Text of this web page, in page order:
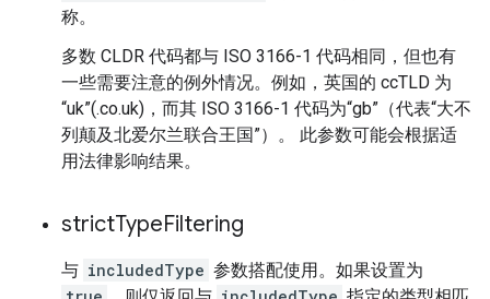
称。
多数 CLDR 代码都与 ISO 3166-1 代码相同，但也有
一些需要注意的例外情况。例如，英国的 ccTLD 为
“uk”(.co.uk)，而其 ISO 3166-1 代码为“gb”（代表“大不
列颠及北爱尔兰联合王国”）。 此参数可能会根据适
用法律影响结果。
strictTypeFiltering
与 includedType 参数搭配使用。如果设置为